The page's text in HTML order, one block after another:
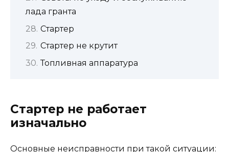
лада гранта
Стартер
Стартер не крутит
Топливная аппаратура
Стартер не работает
изначально
Основные неисправности при такой ситуации: